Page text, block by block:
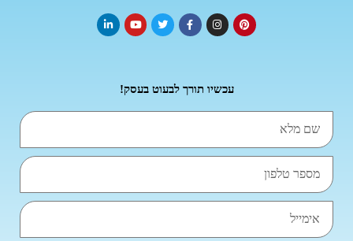
עכשיו תורך לבעוט בעסק!